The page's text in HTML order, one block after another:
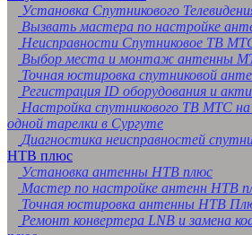
Установка Спутникового
Вызвать мастера по настройке
Неисправности Спутниковое ТВ
Выбор места и монтаж антенны
Точная юстировка спутниковой
Регистрация ID оборудования и
Настройка спутникового ТВ МТС на
одной тарелки в Сургуте
Диагностика неисправностей
НТВ плюс
Установка антенны НТВ плюс
Мастер по настройке антенн НТВ
Точная юстировка антенны НТВ
Ремонт конвертера LNB и замена